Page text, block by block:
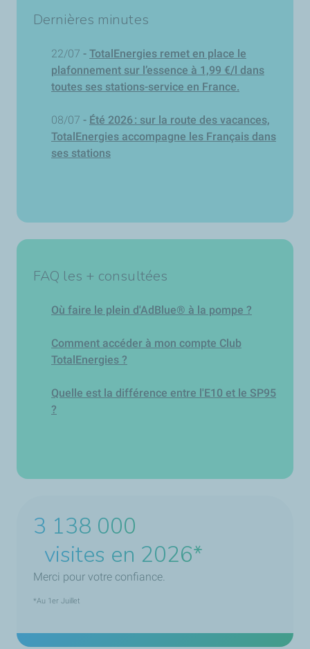
Dernières minutes
22/07 - TotalEnergies remet en place le
plafonnement sur l’essence à 1,99 €/l dans
toutes ses stations-service en France.
08/07 - Été 2026 : sur la route des vacances,
TotalEnergies accompagne les Français dans
ses stations
FAQ les + consultées
Où faire le plein d'AdBlue® à la pompe ?
Comment accéder à mon compte Club
TotalEnergies ?
Quelle est la différence entre l'E10 et le SP95
?
3 870 200
visites en 2026*
Merci pour votre confiance.
*Au 1er Juillet